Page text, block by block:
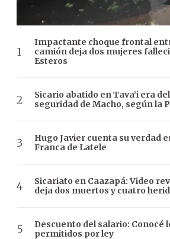
Impactante choque frontal
camión deja dos mujeres
Esteros
Sicario abatido en Tava’i era
seguridad de Macho, según la
Hugo Javier cuenta su verdad
Franca de Latele
Sicariato en Caazapá: Video
deja dos muertos y cuatro
Descuento del salario: Conocé
permitidos por ley